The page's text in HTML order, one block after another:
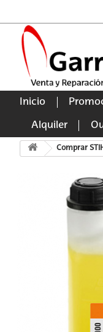
Inicio
Alquiler
Comprar